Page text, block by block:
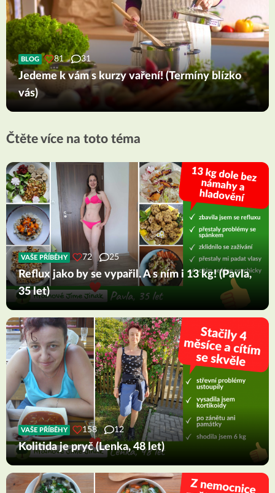
BLOG 81 31
Jedeme k vám s kurzy vaření! (Termíny blízko
vás)
Čtěte více na toto téma
VAŠE PŘÍBĚHY 72 25
Reflux jako by se vypařil. A s ním i 13 kg! (Pavla,
35 let)
VAŠE PŘÍBĚHY 158 12
Kolitida je pryč (Lenka, 48 let)